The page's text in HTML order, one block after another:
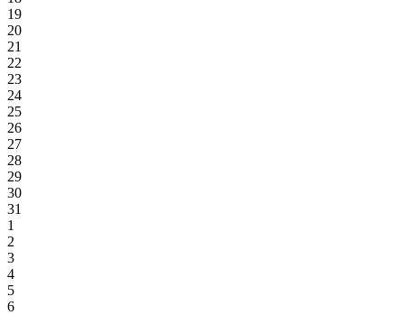
19
20
21
22
23
24
25
26
27
28
29
30
31
1
2
3
4
5
6